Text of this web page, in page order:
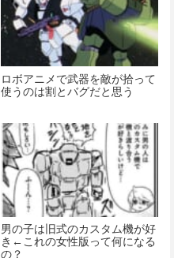
ロボアニメで武器を敵が拾って
使うのは割とバグだと思う
男の子は旧式のカスタム機が好
き←これの女性版って何になる
の？